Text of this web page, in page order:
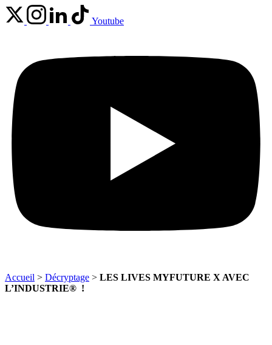
Youtube
Accueil > Décryptage > LES LIVES MYFUTURE X AVEC
L’INDUSTRIE® !